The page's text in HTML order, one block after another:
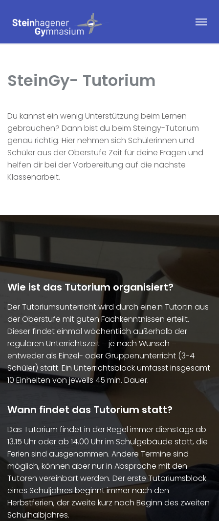
SteinGy- Tutorium
Du kannst ein wenig Unterstützung beim Lernen
gebrauchen? Dann bist du beim Steingy-Tutorium
genau richtig. Hier nehmen sich Schülerinnen und
Schüler aus der Oberstufe Zeit für deine Fragen und
helfen dir bei der Vorbereitung auf die nächste
Klassenarbeit.
Wie ist das Tutorium organisiert?
Der Tutoriumsunterricht wird durch eine:n Tutor:in aus
der Oberstufe mit guten Fachkenntnissen erteilt.
Dieser findet einmal wöchentlich außerhalb der
regulären Unterrichtszeit – je nach Wunsch –
entweder als Einzel- oder Gruppenunterricht (3-4
Schüler) statt. Ein Unterrichtsblock umfasst insgesamt
10 Einheiten von jeweils 45 min. Dauer.
Wann findet das Tutorium statt?
Das Tutorium findet in der Regel immer dienstags ab
13.15 Uhr oder ab 14.00 Uhr im Schulgebäude statt, die
Ferien sind ausgenommen. Andere Termine sind
möglich, können aber nur in Absprache mit den
Tutoren vereinbart werden. Der erste Tutoriumsblock
eines Schuljahres beginnt immer nach den
Herbstferien, der zweite kurz nach Beginn des zweiten
Schulhalbjahres.